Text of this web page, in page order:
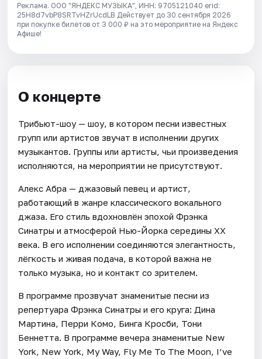
Реклама. ООО "ЯНДЕКС МУЗЫКА", ИНН: 9705121040 erid:
25H8d7vbP8SRTvHZrUcdLB Действует до 30 сентября 2026
при покупке билетов от 3 000 ₽ на это мероприятие на Яндекс
Афише!
О концерте
Трибьют-шоу — шоу, в котором песни известных
групп или артистов звучат в исполнении других
музыкантов. Группы или артисты, чьи произведения
исполняются, на мероприятии не присутствуют.
Алекс Абра — джазовый певец и артист,
работающий в жанре классического вокального
джаза. Его стиль вдохновлён эпохой Фрэнка
Синатры и атмосферой Нью-Йорка середины XX
века. В его исполнении соединяются элегантность,
лёгкость и живая подача, в которой важна не
только музыка, но и контакт со зрителем.
В программе прозвучат знаменитые песни из
репертуара Фрэнка Синатры и его круга: Дина
Мартина, Перри Комо, Бинга Кросби, Тони
Беннетта. В программе вечера знаменитые New
York, New York, My Way, Fly Me To The Moon, I’ve